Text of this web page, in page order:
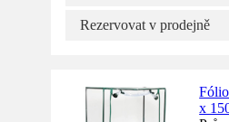
Rezervovat v prodejně
x